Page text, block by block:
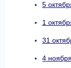
5
1
31
4